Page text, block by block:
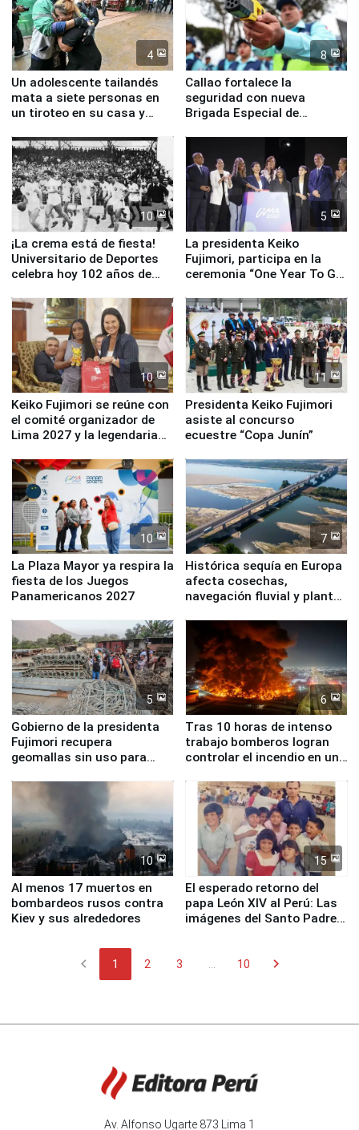
4
Un adolescente tailandés
mata a siete personas en
un tiroteo en su casa y
8
Callao fortalece la
seguridad con nueva
Brigada Especial de
equipamiento para
Serenazgo
10
¡La crema está de fiesta!
Universitario de Deportes
celebra hoy 102 años de
5
La presidenta Keiko
Fujimori, participa en la
ceremonia “One Year To Go
10
Keiko Fujimori se reúne con
el comité organizador de
Lima 2027 y la legendaria
11
Presidenta Keiko Fujimori
asiste al concurso
ecuestre “Copa Junín”
10
La Plaza Mayor ya respira la
fiesta de los Juegos
Panamericanos 2027
7
Histórica sequía en Europa
afecta cosechas,
navegación fluvial y plantas
5
Gobierno de la presidenta
Fujimori recupera
geomallas sin uso para
Fenómeno El Niño
6
Tras 10 horas de intenso
trabajo bomberos logran
controlar el incendio en una
de Chile
10
Al menos 17 muertos en
bombardeos rusos contra
Kiev y sus alrededores
15
El esperado retorno del
papa León XIV al Perú: Las
imágenes del Santo Padre
chevron_left 1 2 3 ... 10 chevron_right
Av. Alfonso Ugarte 873 Lima 1